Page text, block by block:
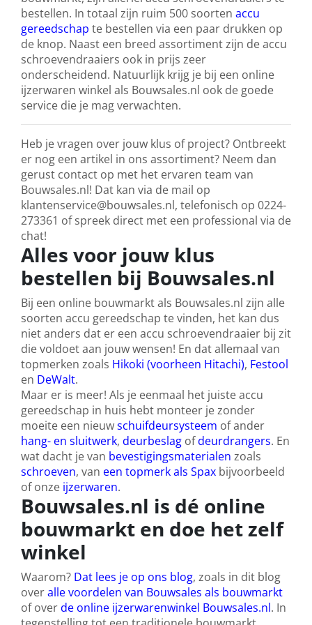
bestellen. In totaal zijn ruim 500 soorten accu
gereedschap te bestellen via een paar drukken op
de knop. Naast een breed assortiment zijn de accu
schroevendraaiers ook in prijs zeer
onderscheidend. Natuurlijk krijg je bij een online
ijzerwaren winkel als Bouwsales.nl ook de goede
service die je mag verwachten.
Heb je vragen over jouw klus of project? Ontbreekt
er nog een artikel in ons assortiment? Neem dan
gerust contact op met het ervaren team van
Bouwsales.nl! Dat kan via de mail op
klantenservice@bouwsales.nl, telefonisch op 0224-
273361 of spreek direct met een professional via de
chat!
Alles voor jouw klus
bestellen bij Bouwsales.nl
Bij een online bouwmarkt als Bouwsales.nl zijn alle
soorten accu gereedschap te vinden, het kan dus
niet anders dat er een accu schroevendraaier bij zit
die voldoet aan jouw wensen! En dat allemaal van
topmerken zoals Hikoki (voorheen Hitachi), Festool
en DeWalt.
Maar er is meer! Als je eenmaal het juiste accu
gereedschap in huis hebt monteer je zonder
moeite een nieuwschuifdeursysteem of ander
hang- en sluitwerk, deurbeslag ofdeurdrangers. En
wat dacht je van bevestigingsmaterialen zoals
schroeven, van een topmerk als Spax bijvoorbeeld
of onze ijzerwaren.
Bouwsales.nl is dé online
bouwmarkt en doe het zelf
winkel
Waarom? Dat lees je op ons blog, zoals in dit blog
overalle voordelen van Bouwsales als bouwmarkt
of overde online ijzerwarenwinkel Bouwsales.nl. In